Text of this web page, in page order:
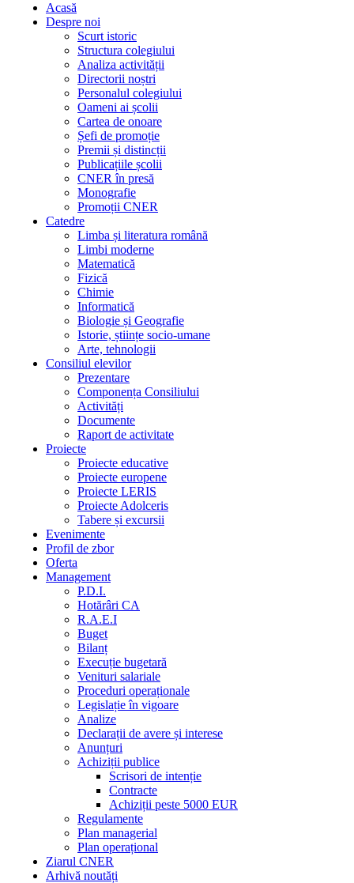
Acasă
Despre noi
Scurt istoric
Structura colegiului
Analiza activității
Directorii noștri
Personalul colegiului
Oameni ai școlii
Cartea de onoare
Șefi de promoție
Premii și distincții
Publicațiile școlii
CNER în presă
Monografie
Promoții CNER
Catedre
Limba și literatura română
Limbi moderne
Matematică
Fizică
Chimie
Informatică
Biologie și Geografie
Istorie, științe socio-umane
Arte, tehnologii
Consiliul elevilor
Prezentare
Componența Consiliului
Activități
Documente
Raport de activitate
Proiecte
Proiecte educative
Proiecte europene
Proiecte LERIS
Proiecte Adolceris
Tabere și excursii
Evenimente
Profil de zbor
Oferta
Management
P.D.I.
Hotărâri CA
R.A.E.I
Buget
Bilanț
Execuție bugetară
Venituri salariale
Proceduri operaționale
Legislație în vigoare
Analize
Declarații de avere și interese
Anunțuri
Achiziții publice
Scrisori de intenție
Contracte
Achiziții peste 5000 EUR
Regulamente
Plan managerial
Plan operațional
Ziarul CNER
Arhivă noutăți